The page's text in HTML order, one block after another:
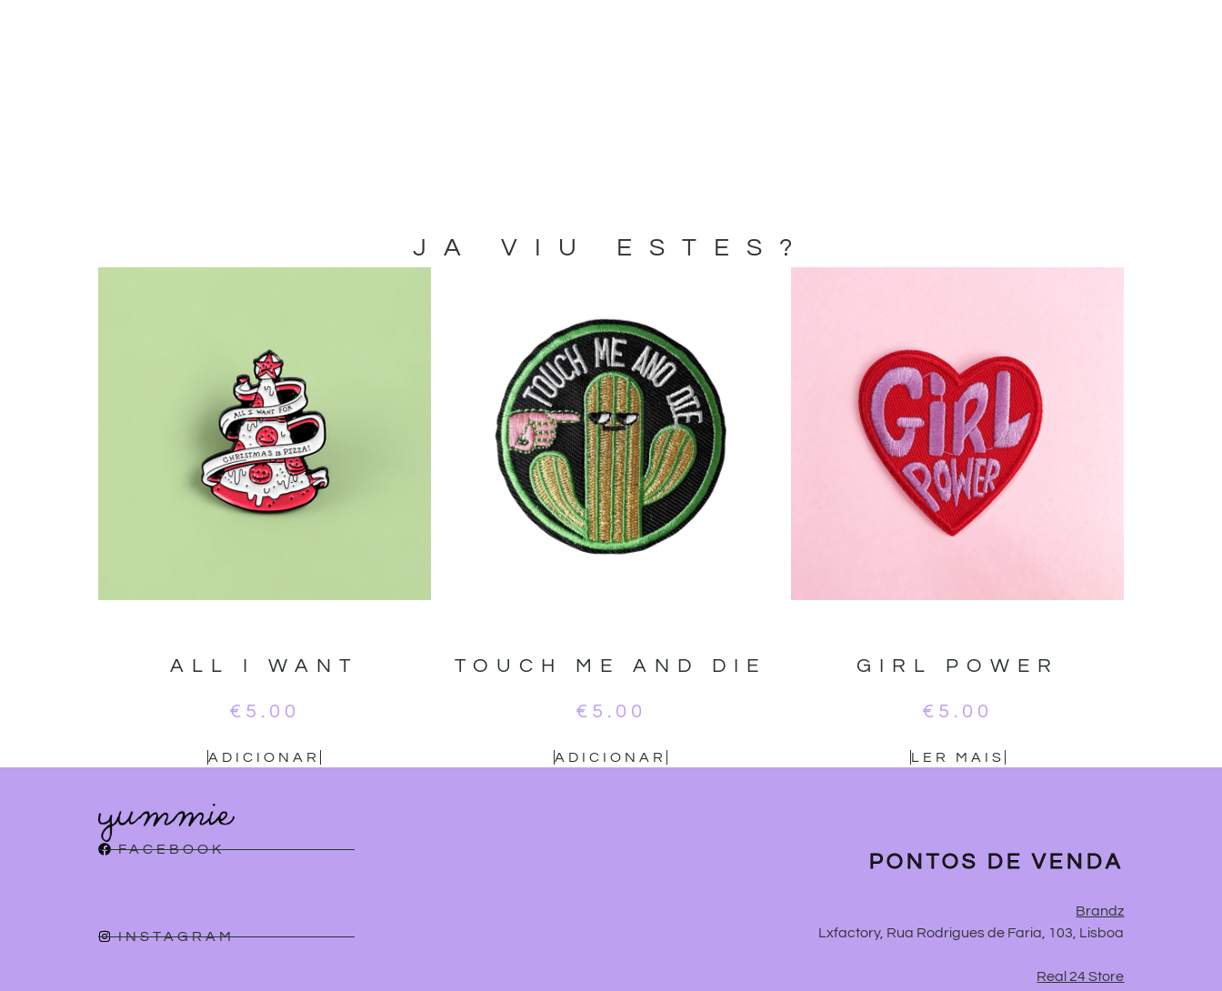
JA VIU ESTES?
ALL I WANT
€ 5.00
ADICIONAR
TOUCH ME AND DIE
€ 5.00
ADICIONAR
GIRL POWER
€ 5.00
LER MAIS
FACEBOOK
INSTAGRAM
PONTOS DE VENDA
Brandz
Lxfactory, Rua Rodrigues de Faria, 103, Lisboa
Real 24 Store